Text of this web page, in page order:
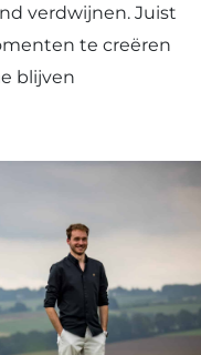
verdwijnen. Juist
te creëren
blijven